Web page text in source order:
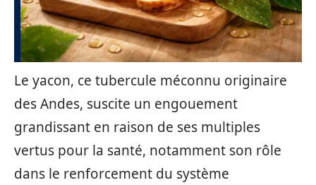
Le yacon, ce tubercule méconnu originaire
des Andes, suscite un engouement
grandissant en raison de ses multiples
vertus pour la santé, notamment son rôle
dans le renforcement du système